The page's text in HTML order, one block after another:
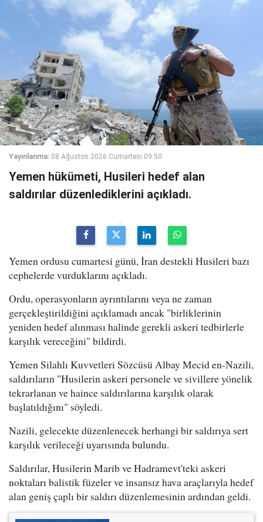
Yayınlanma: 08 Ağustos 2026 Cumartesi 09:50
Yemen hükümeti, Husileri hedef alan
saldırılar düzenlediklerini açıkladı.
Yemen ordusu cumartesi günü, İran destekli Husileri bazı
cephelerde vurduklarını açıkladı.
Ordu, operasyonların ayrıntılarını veya ne zaman
gerçekleştirildiğini açıklamadı ancak "birliklerinin
yeniden hedef alınması halinde gerekli askeri tedbirlerle
karşılık vereceğini" bildirdi.
Yemen Silahlı Kuvvetleri Sözcüsü Albay Mecid en-Nazili,
saldırıların "Husilerin askeri personele ve sivillere yönelik
tekrarlanan ve haince saldırılarına karşılık olarak
başlatıldığını" söyledi.
Nazili, gelecekte düzenlenecek herhangi bir saldırıya sert
karşılık verileceği uyarısında bulundu.
Saldırılar, Husilerin Marib ve Hadramevt'teki askeri
noktaları balistik füzeler ve insansız hava araçlarıyla hedef
alan geniş çaplı bir saldırı düzenlemesinin ardından geldi.